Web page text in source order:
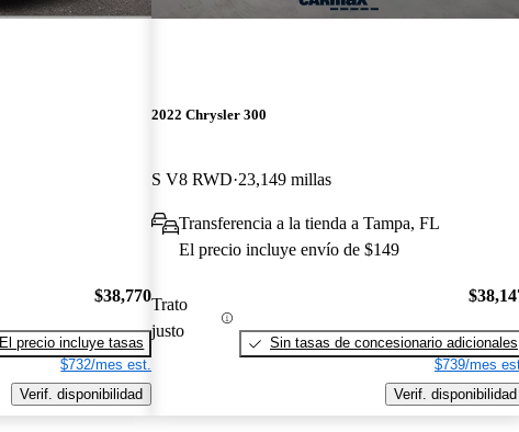
$38,770
El precio incluye tasas
$732/mes est.
Verif. disponibilidad
2022 Chrysler 300
S V8 RWD 23,149 millas
Transferencia a la tienda a Tampa, FL
El precio incluye envío de $149
Trato
justo
Sin tasas de concesionario adicionales
$739/mes
Verif. disponibilidad